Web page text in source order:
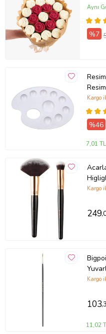
Aynı
%7
Kargo
%46
7,01
Kargo
249
Kargo
103
11,02